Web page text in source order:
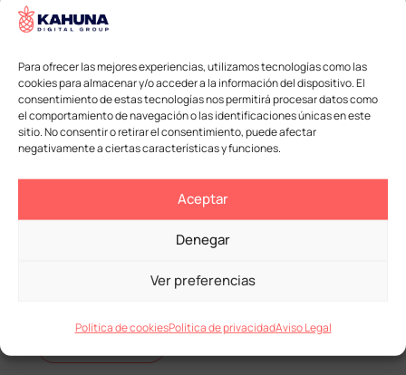
Para ofrecer las mejores experiencias, utilizamos tecnologías como las
cookies para almacenar y/o acceder a la información del dispositivo. El
consentimiento de estas tecnologías nos permitirá procesar datos como
el comportamiento de navegación o las identificaciones únicas en este
sitio. No consentir o retirar el consentimiento, puede afectar
negativamente a ciertas características y funciones.
Aceptar
Denegar
Ver preferencias
Política de cookiesPolítica de privacidadAviso Legal
PARA TU WEB
La mayor parte de los problemas con los
que lidiamos son causados por el servidor
donde está la web. Problemas con el envío
y recepción de los correos electrónicos,
son...
Leer artículo
¿QUÉ TIENDA ONLINE